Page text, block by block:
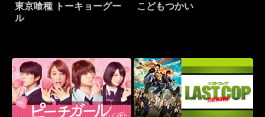
東京喰種 トーキョーグー
ル
こどもつかい